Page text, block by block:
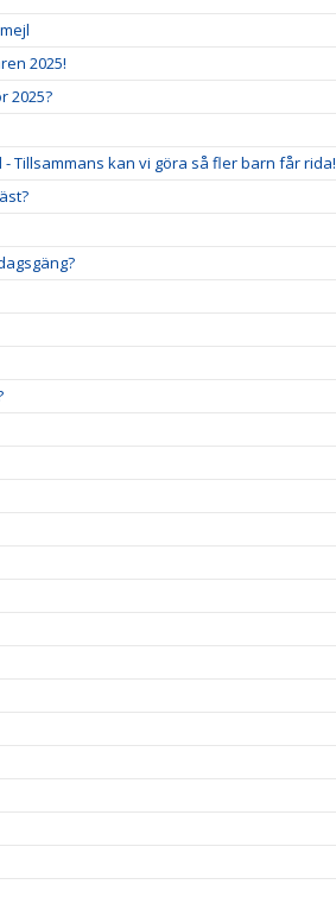
2025!
2025?
- Tillsammans kan vi göra så fler barn får rida!